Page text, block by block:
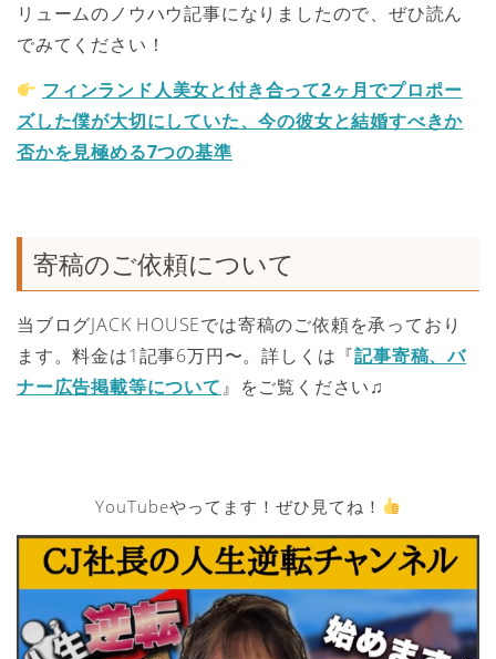
リュームのノウハウ記事になりましたので、ぜひ読ん
でみてください！
フィンランド人美女と付き合って2ヶ月でプロポー
ズした僕が大切にしていた、今の彼女と結婚すべきか
否かを見極める7つの基準
寄稿のご依頼について
当ブログJACK HOUSEでは寄稿のご依頼を承っており
ます。料金は1記事6万円〜。詳しくは『記事寄稿、バ
ナー広告掲載等について』をご覧ください♫
YouTubeやってます！ぜひ見てね！